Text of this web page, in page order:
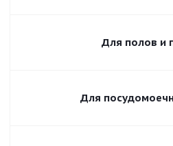
Для полов и
Для